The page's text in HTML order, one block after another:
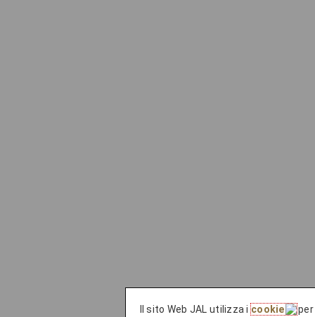
Il sito Web JAL utilizza icookie
per